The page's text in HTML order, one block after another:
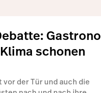
schonen
der Tür und auch die